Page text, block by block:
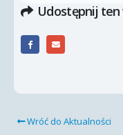
Udostępnij ten
Wróć do Aktualności